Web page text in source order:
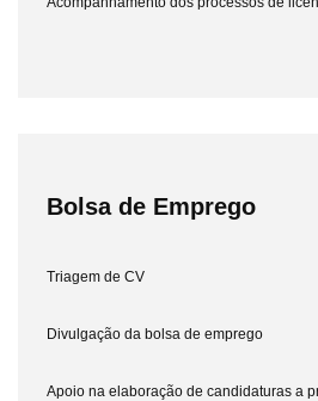
Bolsa de Emprego
Triagem de CV
Divulgação da bolsa de emprego
Apoio na elaboração de candidaturas a